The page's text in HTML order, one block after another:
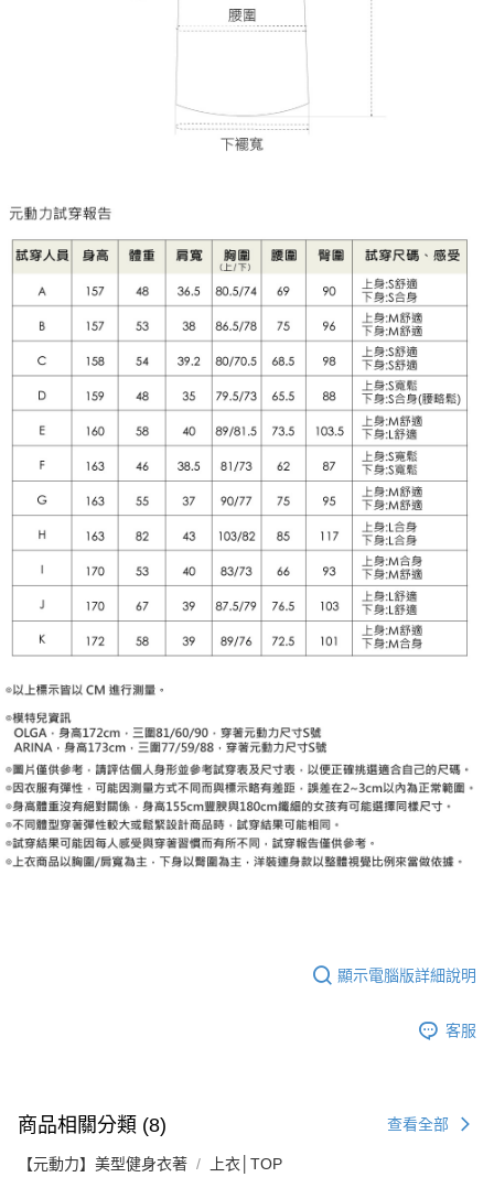
顯示電腦版詳細說明
客服
商品相關分類 (8) 查看全部
【元動力】美型健身衣著 上衣│TOP